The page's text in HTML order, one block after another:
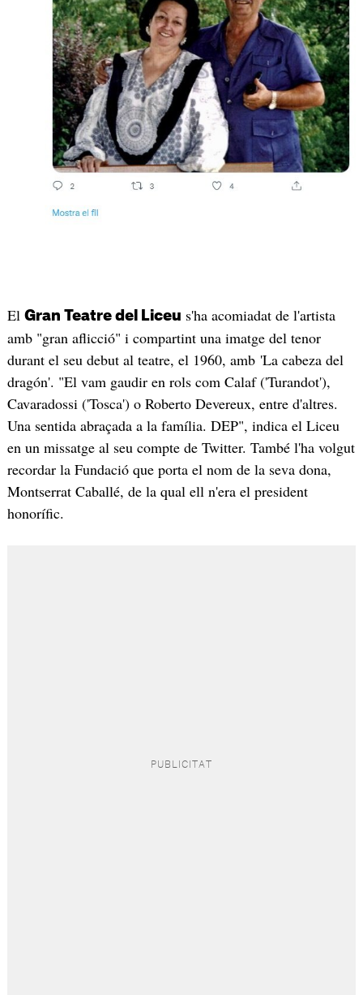
El Gran Teatre del Liceu s'ha acomiadat de l'artista
amb "gran aflicció" i compartint una imatge del tenor
durant el seu debut al teatre, el 1960, amb 'La cabeza del
dragón'. "El vam gaudir en rols com Calaf ('Turandot'),
Cavaradossi ('Tosca') o Roberto Devereux, entre d'altres.
Una sentida abraçada a la família. DEP", indica el Liceu
en un missatge al seu compte de Twitter. També l'ha volgut
recordar la Fundació que porta el nom de la seva dona,
Montserrat Caballé, de la qual ell n'era el president
honorífic.